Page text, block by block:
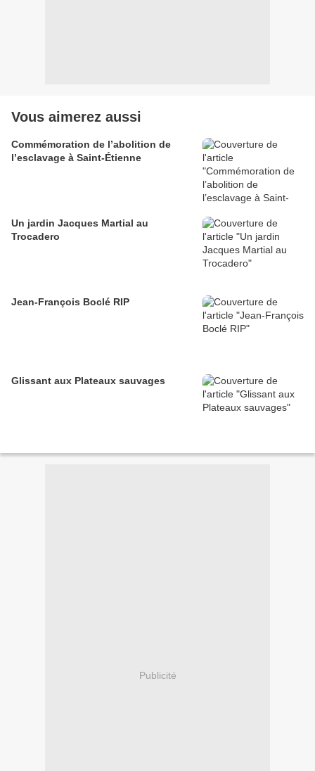
Vous aimerez aussi
Commémoration de l’abolition de
l’esclavage à Saint-Étienne
Un jardin Jacques Martial au
Trocadero
Jean-François Boclé RIP
Glissant aux Plateaux sauvages
Publicité